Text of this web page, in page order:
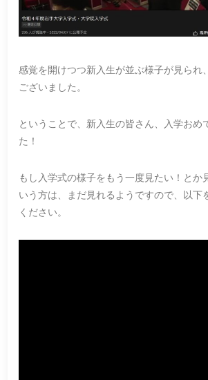
感覚を開けつつ新入生が並ぶ様子が見られ
ございました。
ということで、新入生の皆さん、入学おめ
た！
もし入学式の様子をもう一度見たい！とか
いう方は、まだ見れるようですので、以下
ください。